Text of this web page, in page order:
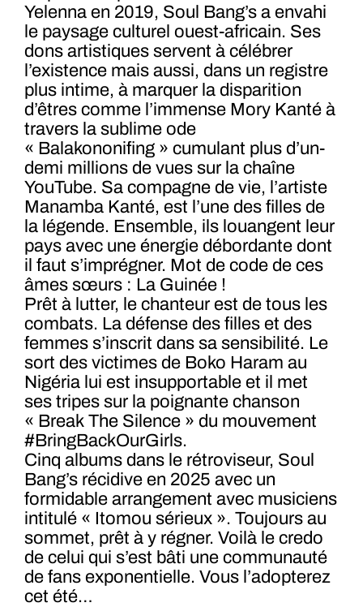
Yelenna en 2019, Soul Bang’s a envahi
le paysage culturel ouest-africain. Ses
dons artistiques servent à célébrer
l’existence mais aussi, dans un registre
plus intime, à marquer la disparition
d’êtres comme l’immense Mory Kanté à
travers la sublime ode
« Balakononifing » cumulant plus d’un-
demi millions de vues sur la chaîne
YouTube. Sa compagne de vie, l’artiste
Manamba Kanté, est l’une des filles de
la légende. Ensemble, ils louangent leur
pays avec une énergie débordante dont
il faut s’imprégner. Mot de code de ces
âmes sœurs : La Guinée !
Prêt à lutter, le chanteur est de tous les
combats. La défense des filles et des
femmes s’inscrit dans sa sensibilité. Le
sort des victimes de Boko Haram au
Nigéria lui est insupportable et il met
ses tripes sur la poignante chanson
« Break The Silence » du mouvement
#BringBackOurGirls.
Cinq albums dans le rétroviseur, Soul
Bang’s récidive en 2025 avec un
formidable arrangement avec musiciens
intitulé « Itomou sérieux ». Toujours au
sommet, prêt à y régner. Voilà le credo
de celui qui s’est bâti une communauté
de fans exponentielle. Vous l’adopterez
cet été…